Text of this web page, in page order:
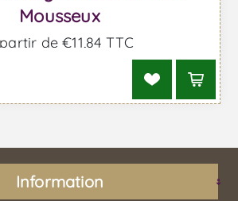
Mousseux
de €11,84 TTC
Information